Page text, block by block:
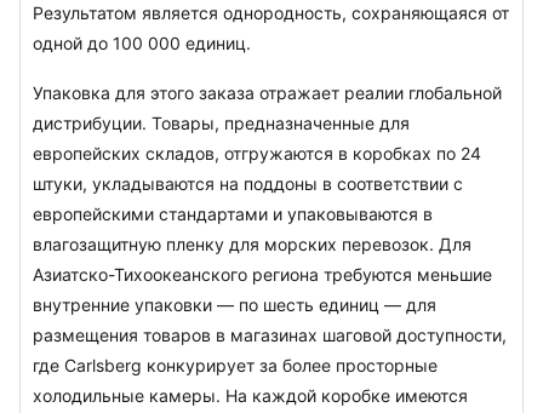
Результатом является однородность, сохраняющаяся от
одной до 100 000 единиц.
Упаковка для этого заказа отражает реалии глобальной
дистрибуции. Товары, предназначенные для
европейских складов, отгружаются в коробках по 24
штуки, укладываются на поддоны в соответствии с
европейскими стандартами и упаковываются в
влагозащитную пленку для морских перевозок. Для
Азиатско-Тихоокеанского региона требуются меньшие
внутренние упаковки — по шесть единиц — для
размещения товаров в магазинах шаговой доступности,
где Carlsberg конкурирует за более просторные
холодильные камеры. На каждой коробке имеются